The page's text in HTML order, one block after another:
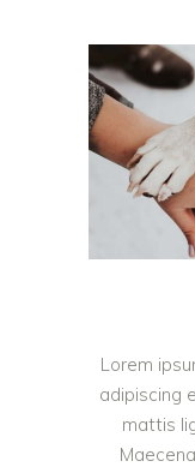
Lorem
adipiscing
mattis